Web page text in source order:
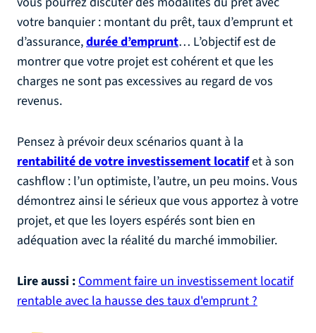
votre banquier : montant du prêt, taux d’emprunt et
d’assurance,durée d’emprunt… L’objectif est de
montrer que votre projet est cohérent et que les
charges ne sont pas excessives au regard de vos
revenus.
Pensez à prévoir deux scénarios quant à la
rentabilité de votre investissement locatifet à son
cashflow : l’un optimiste, l’autre, un peu moins. Vous
démontrez ainsi le sérieux que vous apportez à votre
projet, et que les loyers espérés sont bien en
adéquation avec la réalité du marché immobilier.
Lire aussi :Comment faire un investissement locatif
rentable avec la hausse des taux d'emprunt ?